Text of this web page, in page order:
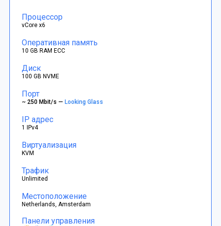
Процессор
vCore x6
Оперативная память
10 GB RAM ECC
Диск
100 GB NVME
Порт
~ 250 Mbit/s —Looking Glass
IP адрес
1 IPv4
Виртуализация
KVM
Трафик
Unlimited
Местоположение
Netherlands, Amsterdam
Панели управления